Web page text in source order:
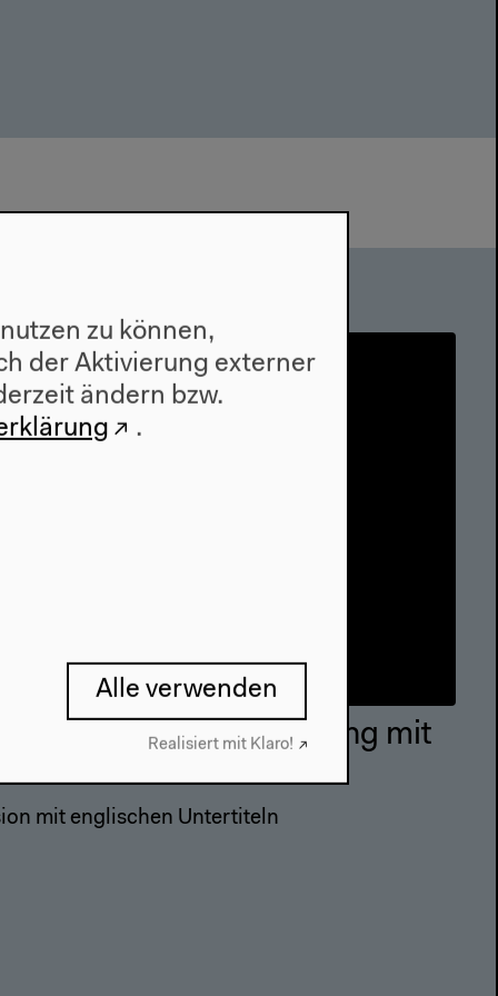
Ausstellungsführung mit
mit englischen Untertiteln
zu können,
der Aktivierung externer
ändern bzw.
.
Alle verwenden
Realisiert mit Klaro!